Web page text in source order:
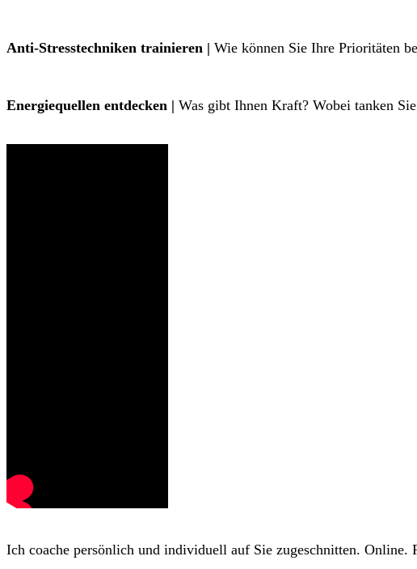
Anti-Stresstechniken trainieren | Wie können Sie Ihre Prioritäten
Energiequellen entdecken | Was gibt Ihnen Kraft? Wobei tanken
Ich coache persönlich und individuell auf Sie zugeschnitten.